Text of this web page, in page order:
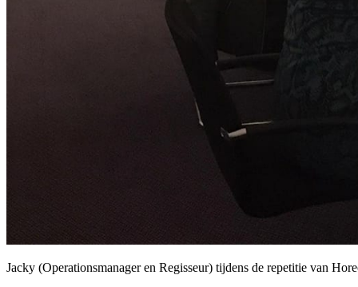
Jacky (Operationsmanager en Regisseur) tijdens de repetitie van